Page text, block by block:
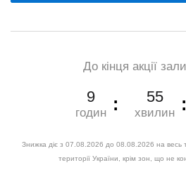
До кінця акції
9
годин
55
хвилин
Знижка діє з 07.08.2026 до 08.08.2026 на весь
території України, крім зон, що не